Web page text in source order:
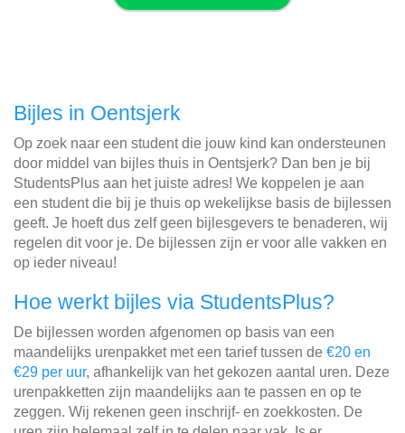
Bijles in Oentsjerk
Op zoek naar een student die jouw kind kan ondersteunen
door middel van bijles thuis in Oentsjerk? Dan ben je bij
StudentsPlus aan het juiste adres! We koppelen je aan
een student die bij je thuis op wekelijkse basis de bijlessen
geeft. Je hoeft dus zelf geen bijlesgevers te benaderen, wij
regelen dit voor je. De bijlessen zijn er voor alle vakken en
op ieder niveau!
Hoe werkt bijles via StudentsPlus?
De bijlessen worden afgenomen op basis van een
maandelijks urenpakket met een tarief tussen de €20 en
€29 per uur, afhankelijk van het gekozen aantal uren. Deze
urenpakketten zijn maandelijks aan te passen en op te
zeggen. Wij rekenen geen inschrijf- en zoekkosten. De